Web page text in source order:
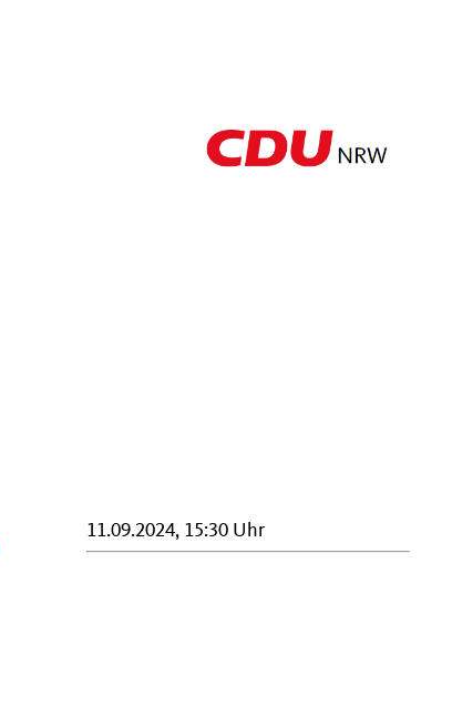
11.09.2024, 15:30 Uhr